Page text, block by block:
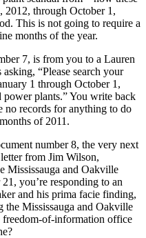
2012, through October 1,
This is not going to require a
months of the year.
7, is from you to a Lauren
“Please search your
1 through October 1,
power plants.” You write back
no records for anything to do
of 2011.
number 8, the very next
from Jim Wilson,
Mississauga and Oakville
you’re responding to an
and his prima facie finding,
the Mississauga and Oakville
of-information office